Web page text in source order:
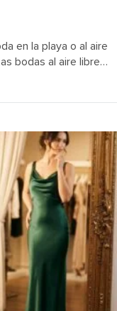
en la playa o al aire
bodas al aire libre…